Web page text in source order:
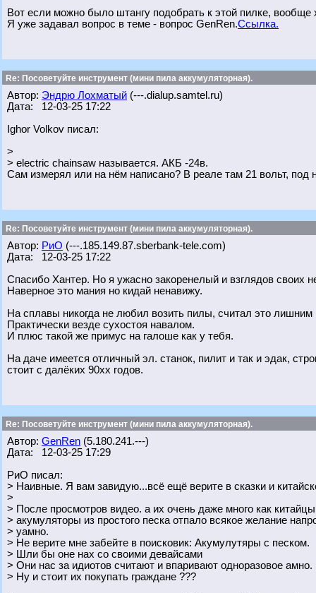
Вот если можно было штангу подобрать к этой пилке,
Я уже задавал вопрос в теме - вопрос GenRen.Ссылка.
Re: Посоветуйте инструмент (мини пила аккумуляторная).
Автор: Эндрю Лохматый (---.dialup.samtel.ru)
Дата: 12-03-25 17:22
Ighor Volkov писал:
>
> electric chainsaw называется. АКБ -24в.
Сам измерял или на нём написано? В реале там 21 вольт, под
Re: Посоветуйте инструмент (мини пила аккумуляторная).
Автор: РиО (---.185.149.87.sberbank-tele.com)
Дата: 12-03-25 17:22
Спасибо Хантер. Но я ужасно закоренелый и взглядов своих
Наверное это мания но кидай ненавижу.
На сплавы никогда не любил возить пилы, считал это
Практически везде сухостоя навалом.
И плюс такой же примус на галоше как у тебя.
На даче имеется отличный эл. станок, пилит и так и эдак,
стоит с далёких 90хх годов.
Re: Посоветуйте инструмент (мини пила аккумуляторная).
Автор: GenRen (5.180.241.---)
Дата: 12-03-25 17:29
РиО писал:
> Наивные. Я вам завидую...всё ещё верите в сказки и
>
> После просмотров видео. а их очень даже много как
> акумуляторы из простого песка отпало всякое желание
> уамно.
> Не верите мне забейте в поисковик: Акумулутяры с песком.
> Шли бы оне нах со своими девайсами
> Они нас за идиотов считают и впаривают одноразовое амно.
> Ну и стоит их покупать граждане ???